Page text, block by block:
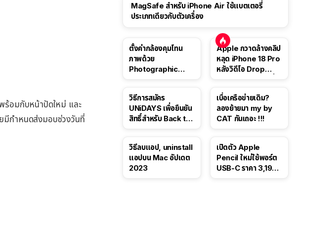
ร้อมกับหน้าปัดใหม่ และ
มีกำหนดส่งมอบช่วงวันที่
MagSafe สำหรับ iPhone Air ใช้แบตเตอรี่
ประเภทเดียวกับตัวเครื่อง
ตั้งค่ากล้องคุมโทน
ภาพด้วย
Photographic
Apple กวาดล้างคลิป
หลุด iPhone 18 Pro
หลังวิดีโอ Drop
วิธีการสมัคร
UNiDAYS เพื่อยืนยัน
สิทธิ์สำหรับ Back to
เบื่อเครือข่ายเดิม?
ลองย้ายมา my by
CAT กันเถอะ !!!
วิธีลบแอป, uninstall
แอปบน Mac อัปเดต
2023
เปิดตัว Apple
Pencil ใหม่ใช้พอร์ต
USB-C ราคา 3,190